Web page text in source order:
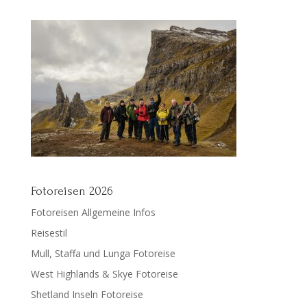
Fotoreisen 2026
Fotoreisen Allgemeine Infos
Reisestil
Mull, Staffa und Lunga Fotoreise
West Highlands & Skye Fotoreise
Shetland Inseln Fotoreise